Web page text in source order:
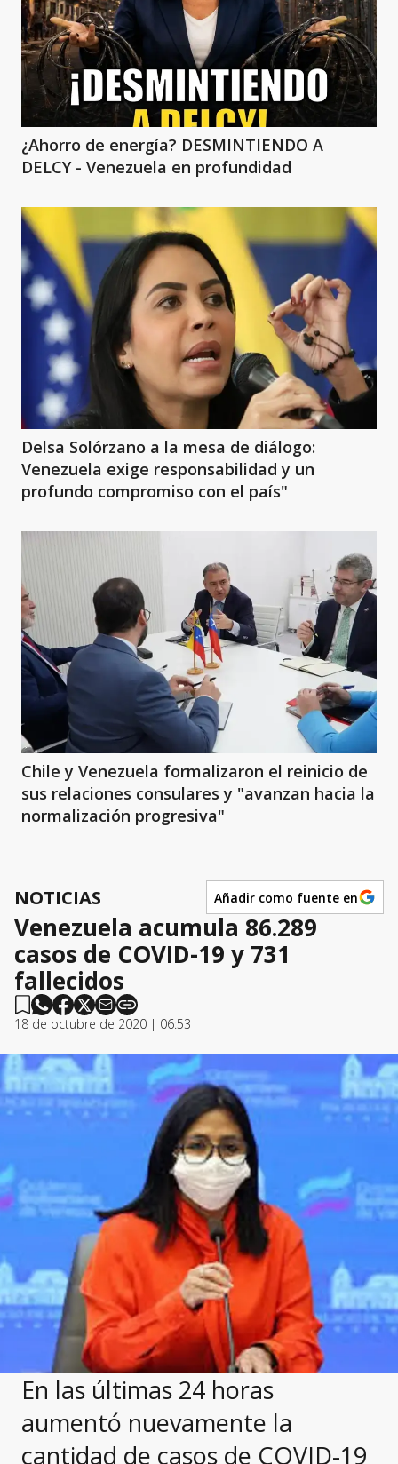
¿Ahorro de energía? DESMINTIENDO A
DELCY - Venezuela en profundidad
Delsa Solórzano a la mesa de diálogo:
Venezuela exige responsabilidad y un
profundo compromiso con el país"
Chile y Venezuela formalizaron el reinicio de
sus relaciones consulares y "avanzan hacia la
normalización progresiva"
NOTICIAS Añadir como fuente en
Venezuela acumula 86.289
casos de COVID-19 y 731
fallecidos
18 de octubre de 2020 | 06:53
En las últimas 24 horas
aumentó nuevamente la
cantidad de casos de COVID-19